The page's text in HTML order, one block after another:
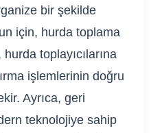
bir şekilde
için, hurda toplama
toplayıcılarına
işlemlerinin doğru
Ayrıca, geri
teknolojiye sahip